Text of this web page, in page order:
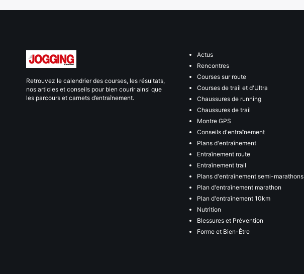
Retrouvez le calendrier des courses, les résultats,
nos articles et conseils pour bien courir ainsi que
les parcours et carnets d’entraînement.
Actus
Rencontres
Courses sur route
Courses de trail et d'Ultra
Chaussures de running
Chaussures de trail
Montre GPS
Conseils d'entraînement
Plans d'entraînement
Entraînement route
Entraînement trail
Plans d'entraînement semi-marathons
Plan d'entraînement marathon
Plan d'entraînement 10km
Nutrition
Blessures et Prévention
Forme et Bien-Être